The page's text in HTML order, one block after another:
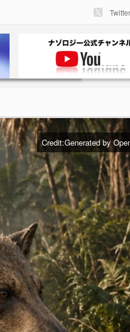
Twitter
Credit:Generated by